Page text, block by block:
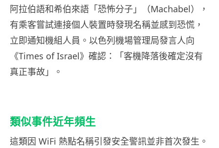
阿拉伯語和希伯來語「恐怖分子」（Machabel），
有乘客嘗試連接個人裝置時發現名稱並感到恐慌，
立即通知機組人員。以色列機場管理局發言人向
《Times of Israel》確認：「客機降落後確定沒有
真正事故」。
類似事件近年頻生
這類因 WiFi 熱點名稱引發安全警訊並非首次發生。